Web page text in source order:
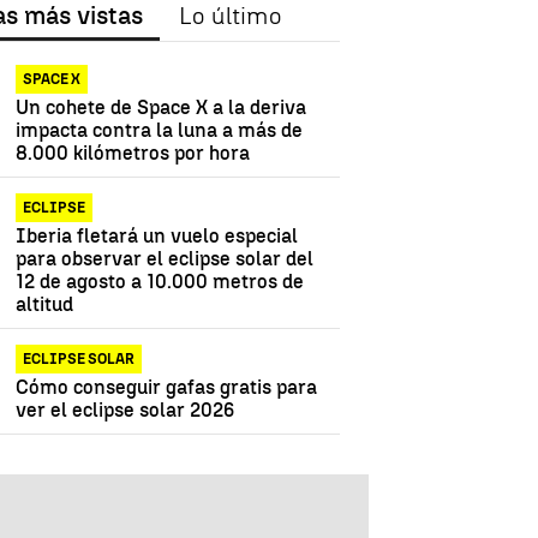
más vistas Lo último
SPACE X
Un cohete de Space X a la deriva
impacta contra la luna a más de
8.000 kilómetros por hora
ECLIPSE
Iberia fletará un vuelo especial
para observar el eclipse solar del
12 de agosto a 10.000 metros de
altitud
ECLIPSE SOLAR
Cómo conseguir gafas gratis para
ver el eclipse solar 2026